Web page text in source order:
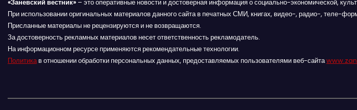
с
я
м
«Заневский вестник» – это оперативные новости и достоверная информация о социально-экономической,
При использовании оригинальных материалов данного сайта в печатных СМИ, книгах, видео-, радио-, теле-
Присланные материалы не рецензируются и не возвращаются.
За достоверность рекламных материалов несет ответственность рекламодатель.
На информационном ресурсе применяются рекомендательные технологии.
Политикав отношении обработки персональных данных, предоставляемых пользователями веб-сайта